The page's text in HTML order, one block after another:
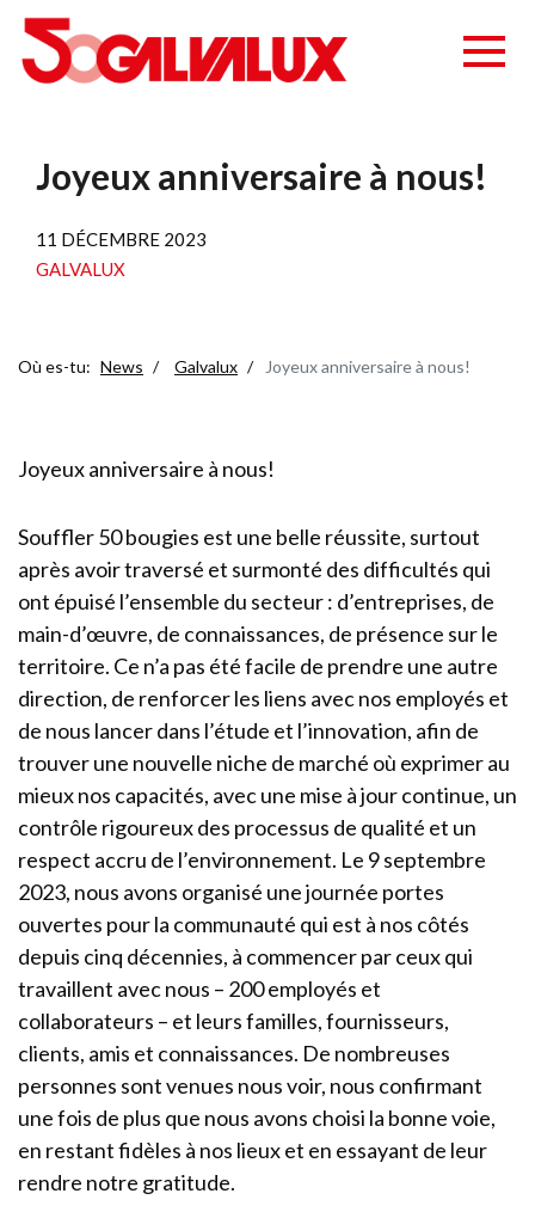
Joyeux anniversaire à nous!
11 DÉCEMBRE 2023
GALVALUX
Où es-tu: News Galvalux Joyeux anniversaire à nous!
Joyeux anniversaire à nous!
Souffler 50 bougies est une belle réussite, surtout
après avoir traversé et surmonté des difficultés qui
ont épuisé l’ensemble du secteur : d’entreprises, de
main-d’œuvre, de connaissances, de présence sur le
territoire. Ce n’a pas été facile de prendre une autre
direction, de renforcer les liens avec nos employés et
de nous lancer dans l’étude et l’innovation, afin de
trouver une nouvelle niche de marché où exprimer au
mieux nos capacités, avec une mise à jour continue, un
contrôle rigoureux des processus de qualité et un
respect accru de l’environnement. Le 9 septembre
2023, nous avons organisé une journée portes
ouvertes pour la communauté qui est à nos côtés
depuis cinq décennies, à commencer par ceux qui
travaillent avec nous – 200 employés et
collaborateurs – et leurs familles, fournisseurs,
clients, amis et connaissances. De nombreuses
personnes sont venues nous voir, nous confirmant
une fois de plus que nous avons choisi la bonne voie,
en restant fidèles à nos lieux et en essayant de leur
rendre notre gratitude.